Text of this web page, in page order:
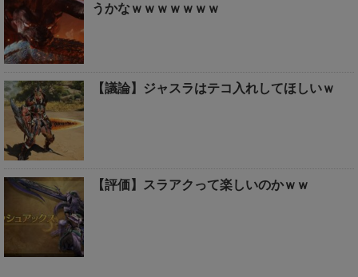
うかなｗｗｗｗｗｗｗ
【議論】ジャスラはテコ入れしてほしいｗ
【評価】スラアクって楽しいのかｗｗ